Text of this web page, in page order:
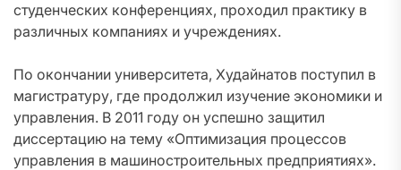
студенческих конференциях, проходил практику в
различных компаниях и учреждениях.
По окончании университета, Худайнатов поступил в
магистратуру, где продолжил изучение экономики и
управления. В 2011 году он успешно защитил
диссертацию на тему «Оптимизация процессов
управления в машиностроительных предприятиях».